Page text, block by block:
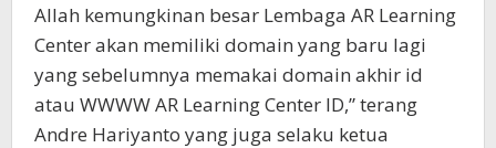
Allah kemungkinan besar Lembaga AR Learning
Center akan memiliki domain yang baru lagi
yang sebelumnya memakai domain akhir id
atau WWWW AR Learning Center ID,” terang
Andre Hariyanto yang juga selaku ketua